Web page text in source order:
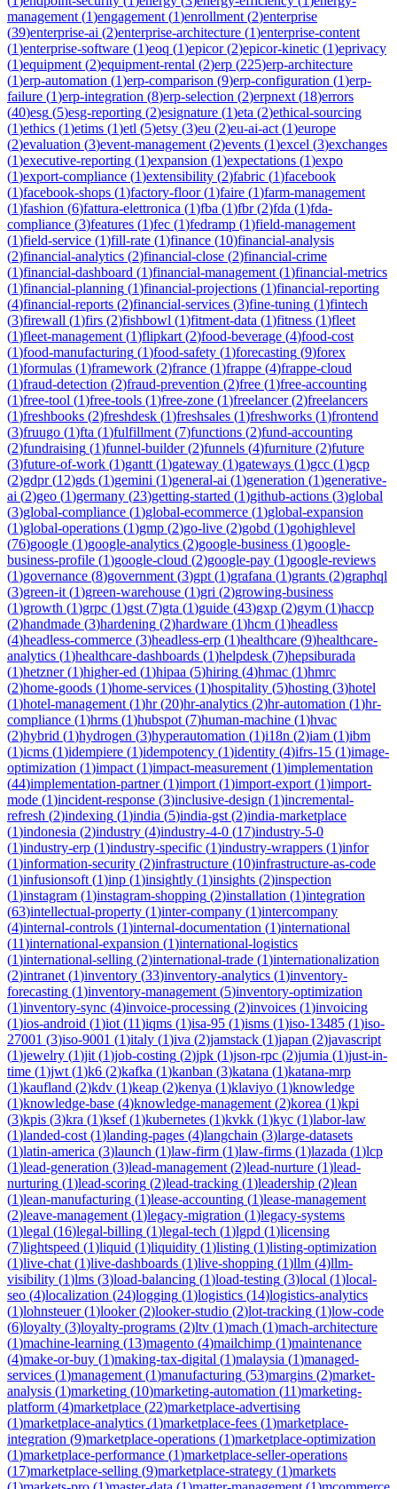
management (1)engagement (1)enrollment (2)enterprise
(39)enterprise-ai (2)enterprise-architecture (1)enterprise-content
(1)enterprise-software (1)eoq (1)epicor(2)epicor-kinetic (1)eprivacy
(1)equipment (2)equipment-rental (2)erp (225)erp-architecture
(1)erp-automation (1)erp-comparison (9)erp-configuration (1)erp-
failure (1)erp-integration (8)erp-selection (2)erpnext (18)errors
(40)esg (5)esg-reporting (2)esignature (1)eta (2)ethical-sourcing
(1)ethics (1)etims (1)etl (5)etsy (3)eu (2)eu-ai-act (1)europe
(2)evaluation (3)event-management (2)events (1)excel (3)exchanges
(1)executive-reporting (1)expansion (1)expectations (1)expo
(1)export-compliance (1)extensibility (2)fabric (1)facebook
(1)facebook-shops (1)factory-floor(1)faire (1)farm-management
(1)fashion (6)fattura-elettronica (1)fba (1)fbr(2)fda (1)fda-
compliance (3)features (1)fec (1)fedramp (1)field-management
(1)field-service (1)fill-rate (1)finance (10)financial-analysis
(2)financial-analytics (2)financial-close (2)financial-crime
(1)financial-dashboard (1)financial-management (1)financial-metrics
(1)financial-planning (1)financial-projections (1)financial-reporting
(4)financial-reports (2)financial-services (3)fine-tuning (1)fintech
(3)firewall (1)firs (2)fishbowl (1)fitment-data (1)fitness (1)fleet
(1)fleet-management (1)flipkart (2)food-beverage (4)food-cost
(1)food-manufacturing (1)food-safety (1)forecasting (9)forex
(1)formulas (1)framework (2)france (1)frappe (4)frappe-cloud
(1)fraud-detection (2)fraud-prevention (2)free (1)free-accounting
(1)free-tool (1)free-tools (1)free-zone (1)freelancer(2)freelancers
(1)freshbooks (2)freshdesk (1)freshsales (1)freshworks (1)frontend
(3)fruugo (1)fta (1)fulfillment (7)functions (2)fund-accounting
(2)fundraising (1)funnel-builder(2)funnels (4)furniture (2)future
(3)future-of-work (1)gantt (1)gateway (1)gateways (1)gcc (1)gcp
(2)gdpr(12)gds (1)gemini (1)general-ai (1)generation (1)generative-
ai (2)geo (1)germany (23)getting-started (1)github-actions (3)global
(3)global-compliance (1)global-ecommerce (1)global-expansion
(1)global-operations (1)gmp (2)go-live (2)gobd (1)gohighlevel
(76)google (1)google-analytics (2)google-business (1)google-
business-profile (1)google-cloud (2)google-pay (1)google-reviews
(1)governance (8)government (3)gpt (1)grafana (1)grants (2)graphql
(3)green-it (1)green-warehouse (1)gri (2)growing-business
(1)growth (1)grpc (1)gst (7)gta (1)guide (43)gxp (2)gym (1)haccp
(2)handmade (3)hardening (2)hardware (1)hcm (1)headless
(4)headless-commerce (3)headless-erp (1)healthcare (9)healthcare-
analytics (1)healthcare-dashboards (1)helpdesk (7)hepsiburada
(1)hetzner(1)higher-ed (1)hipaa (5)hiring (4)hmac (1)hmrc
(2)home-goods (1)home-services (1)hospitality (5)hosting (3)hotel
(1)hotel-management (1)hr(20)hr-analytics (2)hr-automation (1)hr-
compliance (1)hrms (1)hubspot (7)human-machine (1)hvac
(2)hybrid (1)hydrogen (3)hyperautomation (1)i18n (2)iam (1)ibm
(1)icms (1)idempiere (1)idempotency (1)identity (4)ifrs-15 (1)image-
optimization (1)impact (1)impact-measurement (1)implementation
(44)implementation-partner(1)import (1)import-export (1)import-
mode (1)incident-response (3)inclusive-design (1)incremental-
refresh (2)indexing (1)india (5)india-gst (2)india-marketplace
(1)indonesia (2)industry (4)industry-4-0 (17)industry-5-0
(1)industry-erp (1)industry-specific (1)industry-wrappers (1)infor
(1)information-security (2)infrastructure (10)infrastructure-as-code
(1)infusionsoft (1)inp (1)insightly (1)insights (2)inspection
(1)instagram (1)instagram-shopping (2)installation (1)integration
(63)intellectual-property (1)inter-company (1)intercompany
(4)internal-controls (1)internal-documentation (1)international
(11)international-expansion (1)international-logistics
(1)international-selling (2)international-trade (1)internationalization
(2)intranet (1)inventory (33)inventory-analytics (1)inventory-
forecasting (1)inventory-management (5)inventory-optimization
(1)inventory-sync (4)invoice-processing (2)invoices (1)invoicing
(1)ios-android (1)iot (11)iqms (1)isa-95 (1)isms (1)iso-13485 (1)iso-
27001 (3)iso-9001 (1)italy (1)iva (2)jamstack (1)japan (2)javascript
(1)jewelry (1)jit (1)job-costing (2)jpk (1)json-rpc (2)jumia (1)just-in-
time (1)jwt (1)k6 (2)kafka (1)kanban (3)katana (1)katana-mrp
(1)kaufland (2)kdv (1)keap (2)kenya (1)klaviyo (1)knowledge
(1)knowledge-base (4)knowledge-management (2)korea (1)kpi
(3)kpis (3)kra (1)ksef(1)kubernetes (1)kvkk (1)kyc (1)labor-law
(1)landed-cost (1)landing-pages (4)langchain (3)large-datasets
(1)latin-america (3)launch (1)law-firm (1)law-firms (1)lazada (1)lcp
(1)lead-generation (3)lead-management (2)lead-nurture (1)lead-
nurturing (1)lead-scoring (2)lead-tracking (1)leadership (2)lean
(1)lean-manufacturing (1)lease-accounting (1)lease-management
(2)leave-management (1)legacy-migration (1)legacy-systems
(1)legal (16)legal-billing (1)legal-tech (1)lgpd (1)licensing
(7)lightspeed (1)liquid (1)liquidity (1)listing (1)listing-optimization
(1)live-chat (1)live-dashboards (1)live-shopping (1)llm (4)llm-
visibility (1)lms (3)load-balancing (1)load-testing (3)local (1)local-
seo (4)localization (24)logging (1)logistics (14)logistics-analytics
(1)lohnsteuer(1)looker(2)looker-studio (2)lot-tracking (1)low-code
(6)loyalty (3)loyalty-programs (2)ltv (1)mach (1)mach-architecture
(1)machine-learning (13)magento (4)mailchimp (1)maintenance
(4)make-or-buy (1)making-tax-digital (1)malaysia (1)managed-
services (1)management (1)manufacturing (53)margins (2)market-
analysis (1)marketing (10)marketing-automation (11)marketing-
platform (4)marketplace (22)marketplace-advertising
(1)marketplace-analytics (1)marketplace-fees (1)marketplace-
integration (9)marketplace-operations (1)marketplace-optimization
(1)marketplace-performance (1)marketplace-seller-operations
(17)marketplace-selling (9)marketplace-strategy (1)markets